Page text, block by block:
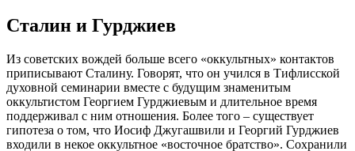
Сталин и Гурджиев
Из советских вождей больше всего «оккультных» контактов
приписывают Сталину. Говорят, что он учился в Тифлисской
духовной семинарии вместе с будущим знаменитым
оккультистом Георгием Гурджиевым и длительное время
поддерживал с ним отношения. Более того – существует
гипотеза о том, что Иосиф Джугашвили и Георгий Гурджиев
входили в некое оккультное «восточное братство». Сохранили